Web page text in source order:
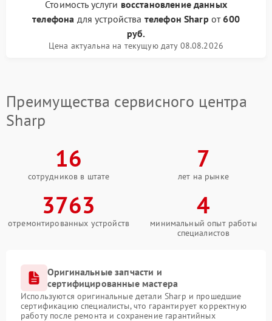
Стоимость услуги восстановление данных
телефона для устройства телефон Sharp от600
руб.
Цена актуальна на текущую дату 08.08.2026
Преимущества сервисного центра
Sharp
16
сотрудников в штате
7
лет на рынке
3763
отремонтированных устройств
4
минимальный опыт работы
специалистов
Оригинальные запчасти и
сертифицированные мастера
Используются оригинальные детали Sharp и прошедшие
сертификацию специалисты, что гарантирует корректную
работу после ремонта и сохранение гарантийных